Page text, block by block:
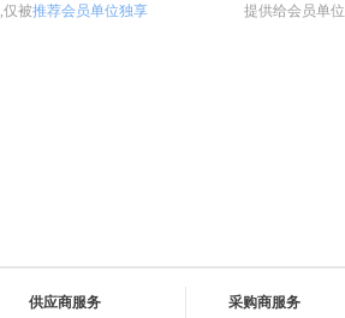
仅被推荐会员单位独享
提供给会员单位
供应商服务 采购商服务